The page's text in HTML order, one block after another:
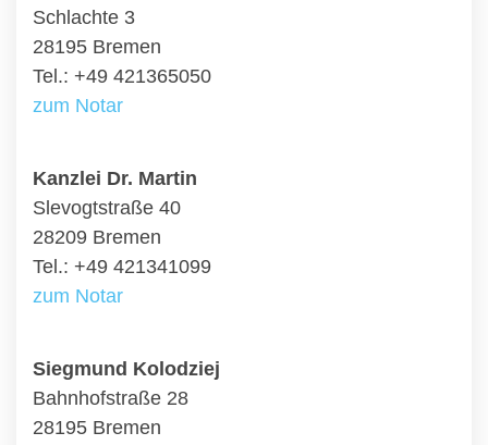
Schlachte 3
28195 Bremen
Tel.: +49 421365050
zum Notar
Kanzlei Dr. Martin
Slevogtstraße 40
28209 Bremen
Tel.: +49 421341099
zum Notar
Siegmund Kolodziej
Bahnhofstraße 28
28195 Bremen